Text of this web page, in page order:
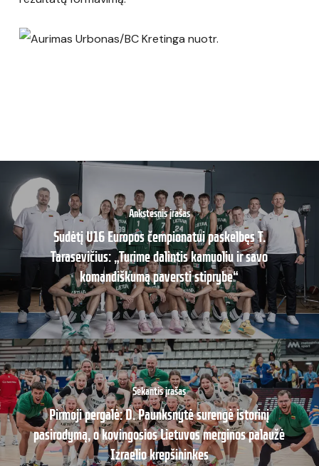
Ankstesnis įrašas
Sudėtį U16 Europos čempionatui paskelbęs T.
Tarasevičius: „Turime dalintis kamuoliu ir savo
komandiškumą paversti stiprybe“
Sekantis įrašas
Pirmoji pergalė: D. Paunksnytė surengė istorinį
pasirodymą, o kovingosios Lietuvos merginos palaužė
Izraelio krepšininkes